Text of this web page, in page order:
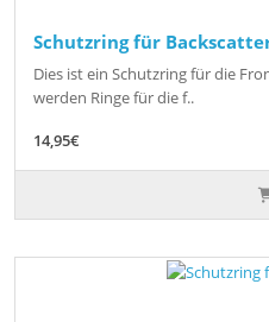
Schutzring für
Dies ist ein Schutzring für die
werden Ringe für die f..
14,95€